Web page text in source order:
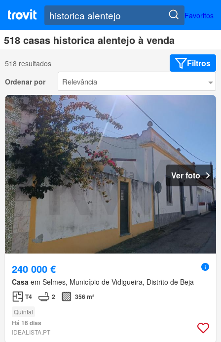
Favoritos
518 casas historica alentejo à venda
518 resultados Filtros
Ordenar por
Ver foto
240 000 €
Casa em Selmes, Município de Vidigueira, Distrito de Beja
T4 2 356 m²
Quintal
Há 16 dias
IDEALISTA.PT